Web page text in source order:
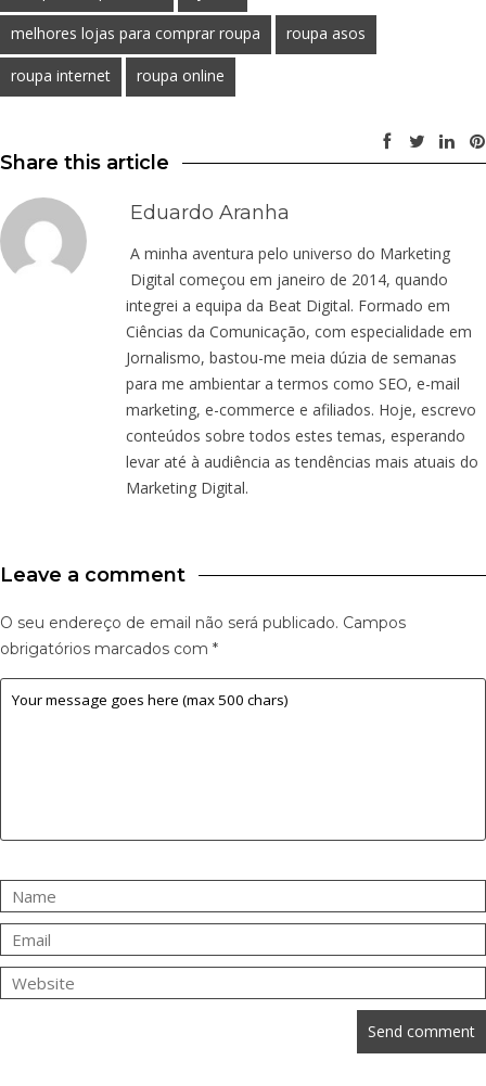
melhores lojas para comprar roupa roupa asos
roupa internet roupa online
Share this article
Eduardo Aranha
A minha aventura pelo universo do Marketing
Digital começou em janeiro de 2014, quando
integrei a equipa da Beat Digital. Formado em
Ciências da Comunicação, com especialidade em
Jornalismo, bastou-me meia dúzia de semanas
para me ambientar a termos como SEO, e-mail
marketing, e-commerce e afiliados. Hoje, escrevo
conteúdos sobre todos estes temas, esperando
levar até à audiência as tendências mais atuais do
Marketing Digital.
Leave a comment
O seu endereço de email não será publicado. Campos
obrigatórios marcados com *